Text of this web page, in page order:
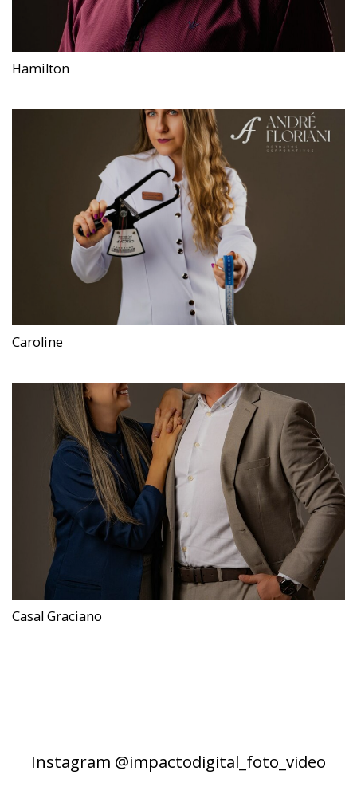
Hamilton
Caroline
Casal Graciano
Instagram @impactodigital_foto_video